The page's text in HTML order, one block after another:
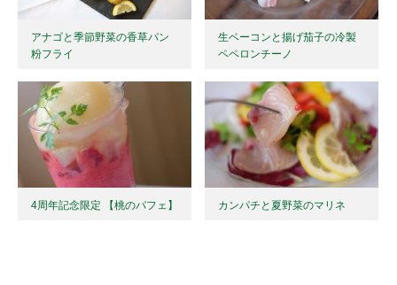
アナゴと季節野菜の香草パン
粉フライ
生ベーコンと揚げ茄子の冷製
ペペロンチーノ
4周年記念限定 【桃のパフェ】 カンパチと夏野菜のマリネ